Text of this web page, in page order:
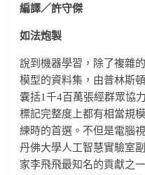
編譯／許守傑
如法炮製
說到機器學習，除了複雜
模型的資料集，由普林斯
囊括1千4百萬張經群眾協
標記完整度上都有相當規
練時的首選。不但是電腦
丹佛大學人工智慧實驗室
家李飛飛最知名的貢獻之